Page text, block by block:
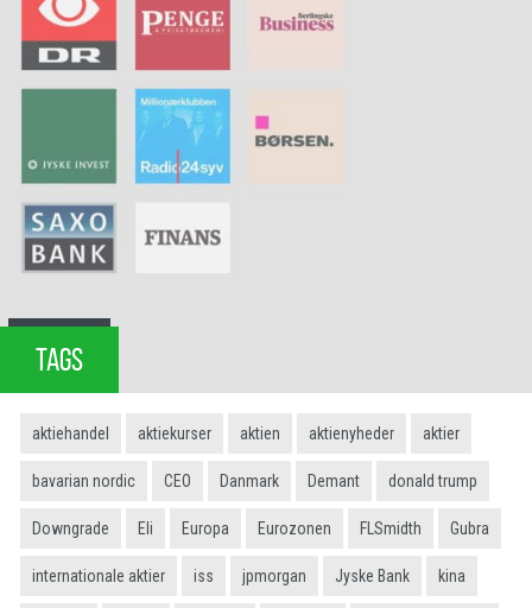
TAGS
aktiehandel aktiekurser aktien aktienyheder aktier
bavarian nordic CEO Danmark Demant donald trump
Downgrade Eli Europa Eurozonen FLSmidth Gubra
internationale aktier iss jpmorgan Jyske Bank kina